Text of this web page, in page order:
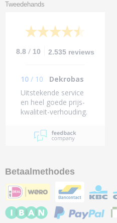
Tweedehands
8.8 / 10 2.535 reviews
10 / 10
Dekrobas
Uitstekende service
en heel goede prijs-
kwaliteit-verhouding.
Betaalmethodes